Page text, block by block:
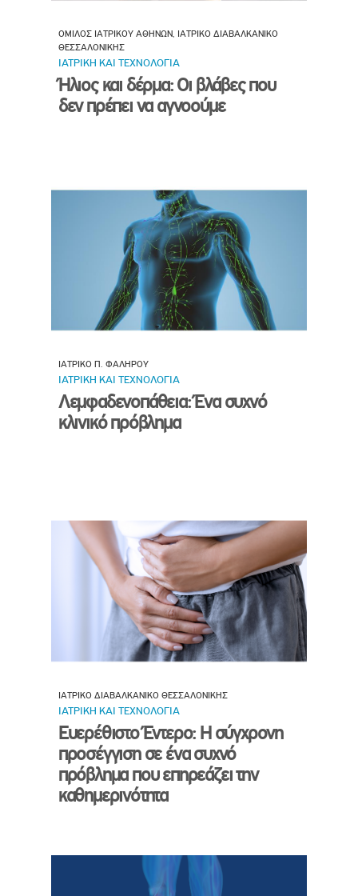
ΟΜΙΛΟΣ ΙΑΤΡΙΚΟΥ ΑΘΗΝΩΝ, ΙΑΤΡΙΚΟ ΔΙΑΒΑΛΚΑΝΙΚΟ
ΘΕΣΣΑΛΟΝΙΚΗΣ
ΙΑΤΡΙΚΗ ΚΑΙ ΤΕΧΝΟΛΟΓΙΑ
Ήλιος και δέρμα: Οι βλάβες που
δεν πρέπει να αγνοούμε
ΙΑΤΡΙΚΟ Π. ΦΑΛΗΡΟΥ
ΙΑΤΡΙΚΗ ΚΑΙ ΤΕΧΝΟΛΟΓΙΑ
Λεμφαδενοπάθεια: Ένα συχνό
κλινικό πρόβλημα
ΙΑΤΡΙΚΟ ΔΙΑΒΑΛΚΑΝΙΚΟ ΘΕΣΣΑΛΟΝΙΚΗΣ
ΙΑΤΡΙΚΗ ΚΑΙ ΤΕΧΝΟΛΟΓΙΑ
Ευερέθιστο Έντερο: Η σύγχρονη
προσέγγιση σε ένα συχνό
πρόβλημα που επηρεάζει την
καθημερινότητα